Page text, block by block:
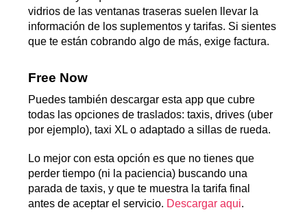
vidrios de las ventanas traseras suelen llevar la
información de los suplementos y tarifas. Si sientes
que te están cobrando algo de más, exige factura.
Free Now
Puedes también descargar esta app que cubre
todas las opciones de traslados: taxis, drives (uber
por ejemplo), taxi XL o adaptado a sillas de rueda.
Lo mejor con esta opción es que no tienes que
perder tiempo (ni la paciencia) buscando una
parada de taxis, y que te muestra la tarifa final
antes de aceptar el servicio. Descargar aqui.